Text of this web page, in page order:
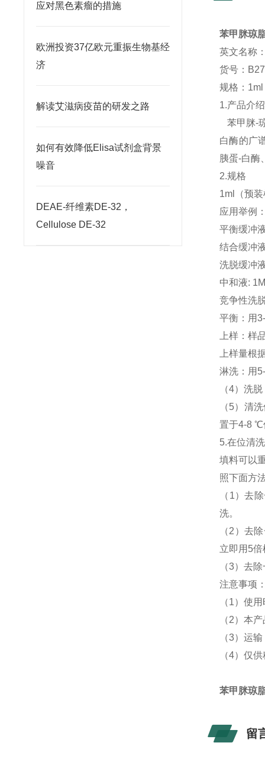
应对黑色素瘤的措施
欧洲投资37亿欧元重振生物基经
济
解读艾滋病疫苗的研发之路
如何有效降低Elisa试剂盒背景
噪音
DEAE-纤维素DE-32，
Cellulose DE-32
苯甲脒琼
英文名称
货号：
规格：1ml
1.产品介绍
苯甲脒-
白酶的广
胰蛋-白酶
2.规格
1ml（预
应用举例
平衡缓冲
结合缓冲
洗脱缓冲
中和液:
竞争性洗
平衡：用
上样：样
上样量根
淋洗：用
（4）洗
（5）清
置于4-8 ℃
5.在位清
填料可以
照下面方
（1）去
洗。
（2）去
立即用5
（3）去
注意事项
（1）使
（2）本
（3）运
（4）仅
苯甲脒琼
留